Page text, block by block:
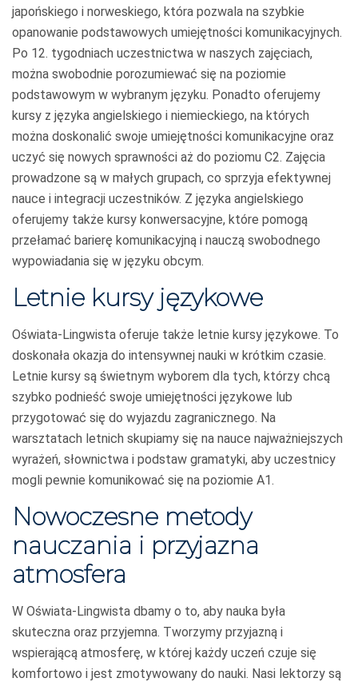
japońskiego i norweskiego, która pozwala na szybkie
opanowanie podstawowych umiejętności komunikacyjnych.
Po 12. tygodniach uczestnictwa w naszych zajęciach,
można swobodnie porozumiewać się na poziomie
podstawowym w wybranym języku. Ponadto oferujemy
kursy z języka angielskiego i niemieckiego, na których
można doskonalić swoje umiejętności komunikacyjne oraz
uczyć się nowych sprawności aż do poziomu C2. Zajęcia
prowadzone są w małych grupach, co sprzyja efektywnej
nauce i integracji uczestników. Z języka angielskiego
oferujemy także kursy konwersacyjne, które pomogą
przełamać barierę komunikacyjną i nauczą swobodnego
wypowiadania się w języku obcym.
Letnie kursy językowe
Oświata-Lingwista oferuje także letnie kursy językowe. To
doskonała okazja do intensywnej nauki w krótkim czasie.
Letnie kursy są świetnym wyborem dla tych, którzy chcą
szybko podnieść swoje umiejętności językowe lub
przygotować się do wyjazdu zagranicznego. Na
warsztatach letnich skupiamy się na nauce najważniejszych
wyrażeń, słownictwa i podstaw gramatyki, aby uczestnicy
mogli pewnie komunikować się na poziomie A1.
Nowoczesne metody
nauczania i przyjazna
atmosfera
W Oświata-Lingwista dbamy o to, aby nauka była
skuteczna oraz przyjemna. Tworzymy przyjazną i
wspierającą atmosferę, w której każdy uczeń czuje się
komfortowo i jest zmotywowany do nauki. Nasi lektorzy są